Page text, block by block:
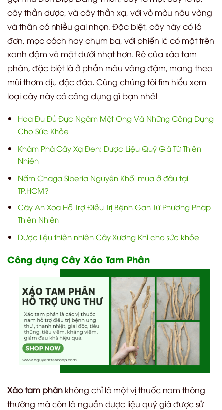
cây thần dược, và cây thần xạ, với vỏ màu nâu vàng
và thân có nhiều gai nhọn. Đặc biệt, cây này có lá
đơn, mọc cách hay chụm ba, với phiến lá có mặt trên
xanh đậm và mặt dưới nhạt hơn. Rễ của xáo tam
phân, đặc biệt là ở phần màu vàng đậm, mang theo
mùi thơm dịu độc đáo. Cùng chúng tôi tìm hiểu xem
loại cây này có công dụng gì bạn nhé!
Hoa Đu Đủ Đực Ngâm Mật Ong Và Những Công Dụng
Cho Sức Khỏe
Khám Phá Cây Xạ Đen: Dược Liệu Quý Giá Từ Thiên
Nhiên
Nấm Chaga Siberia Nguyên Khối mua ở đâu tại
TP.HCM?
Cây An Xoa Hỗ Trợ Điều Trị Bệnh Gan Từ Phương Pháp
Thiên Nhiên
Dược liệu thiên nhiên Cây Xương Khỉ cho sức khỏe
Công dụng Cây Xáo Tam Phân
Xáo tam phân không chỉ là một vị thuốc nam thông
thường mà còn là nguồn dược liệu quý giá được sử